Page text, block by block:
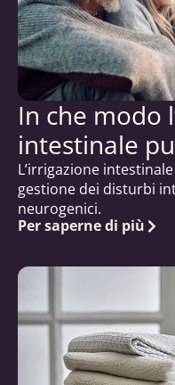
In che modo
intestinale
L’irrigazione
gestione dei disturbi
neurogenici.
Per saperne di più